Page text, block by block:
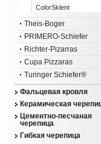
ColorSklent
Theis-Boger
PRIMERO-Schiefer
Richter-Pizarras
Cupa Pizzaras
Turinger Schiefer®
Фальцевая кровля
Керамическая
Цементно-песчаная
черепица
Гибкая черепица